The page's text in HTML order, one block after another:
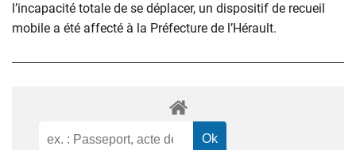
l’incapacité totale de se déplacer, un dispositif de recueil
mobile a été affecté à la Préfecture de l’Hérault.